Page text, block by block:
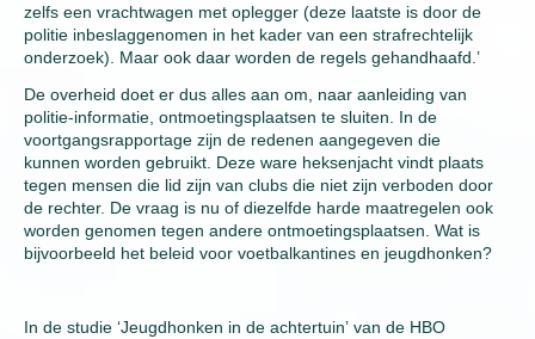
zelfs een vrachtwagen met oplegger (deze laatste is door de
politie inbeslaggenomen in het kader van een strafrechtelijk
onderzoek). Maar ook daar worden de regels gehandhaafd.’
De overheid doet er dus alles aan om, naar aanleiding van
politie-informatie, ontmoetingsplaatsen te sluiten. In de
voortgangsrapportage zijn de redenen aangegeven die
kunnen worden gebruikt. Deze ware heksenjacht vindt plaats
tegen mensen die lid zijn van clubs die niet zijn verboden door
de rechter. De vraag is nu of diezelfde harde maatregelen ook
worden genomen tegen andere ontmoetingsplaatsen. Wat is
bijvoorbeeld het beleid voor voetbalkantines en jeugdhonken?
In de studie ‘Jeugdhonken in de achtertuin’ van de HBO